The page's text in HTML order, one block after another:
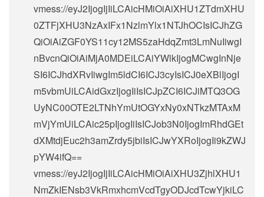
vmess://eyJ2IjogIjIiLCAicHMiOiAiXHU1ZTdmXHU
0ZTFjXHU3NzAxIFx1NzlmYlx1NTJhOCIsICJhZG
QiOiAiZGF0YS11cy12MS5zaHdqZmt3LmNuIiwgI
nBvcnQiOiAiMjA0MDEiLCAiYWlkIjogMCwgInNje
SI6ICJhdXRvIiwgIm5ldCI6ICJ3cyIsICJ0eXBlIjogI
m5vbmUiLCAidGxzIjogIiIsICJpZCI6ICJiMTQ3OG
UyNC00OTE2LTNhYmUtOGYxNy0xNTkzMTAxM
mVjYmUiLCAic25pIjogIiIsICJob3N0IjogImRhdGEt
dXMtdjEuc2h3amZrdy5jbiIsICJwYXRoIjogIi9kZWJ
pYW4ifQ==
vmess://eyJ2IjogIjIiLCAicHMiOiAiXHU3ZjhlXHU1
NmZkIENsb3VkRmxhcmVcdTgyODJcdTcwYjkiLC